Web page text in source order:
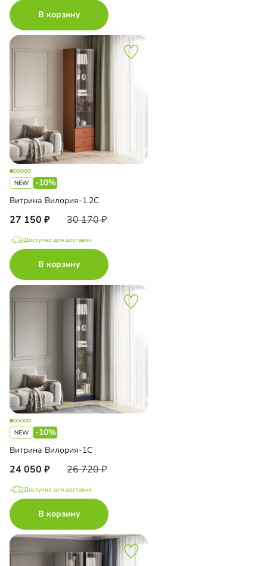
В корзину
-10%
Витрина Вилория-1.2С
27 150 30 170
Доступно для доставки
В корзину
-10%
Витрина Вилория-1С
24 050 26 720
Доступно для доставки
В корзину